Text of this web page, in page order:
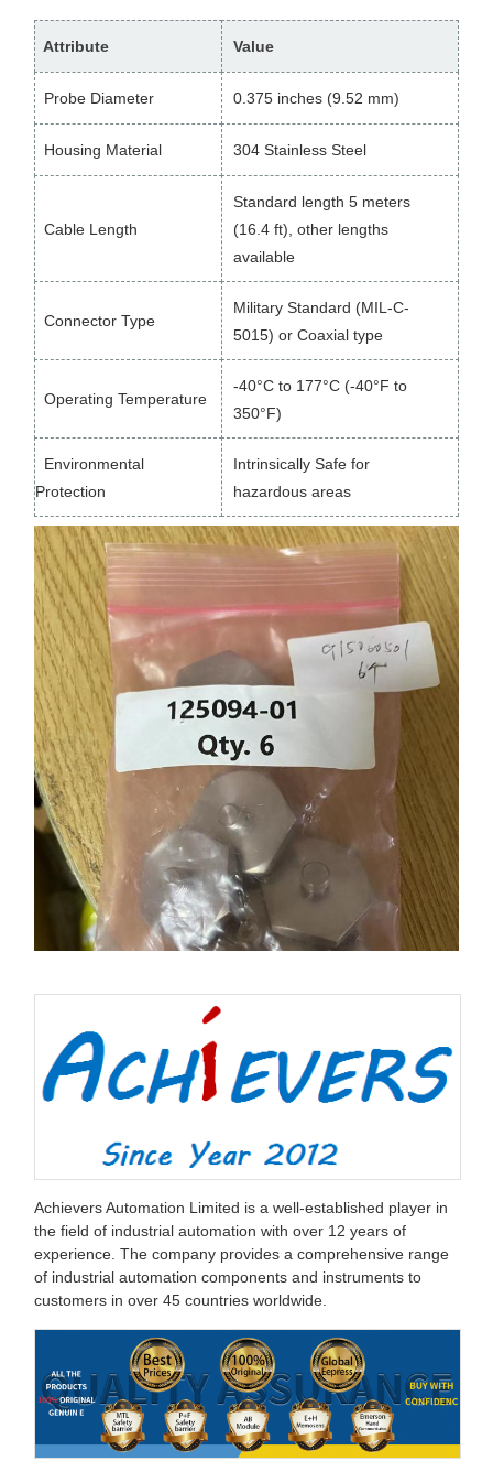
Attribute Value
Probe Diameter 0.375 inches (9.52 mm)
Housing Material 304 Stainless Steel
Cable Length
Standard length 5 meters
(16.4 ft), other lengths
available
Connector Type
Military Standard (MIL-C-
5015) or Coaxial type
Operating Temperature
-40°C to 177°C (-40°F to
350°F)
Environmental
Protection
Intrinsically Safe for
hazardous areas
Achievers Automation Limited is a well-established player in
the field of industrial automation with over 12 years of
experience. The company provides a comprehensive range
of industrial automation components and instruments to
customers in over 45 countries worldwide.